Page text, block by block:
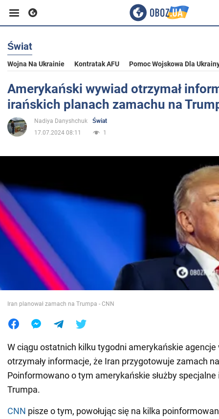
Biznes
Sport
Rozrywka
Społeczeństwo
Wojna na Ukrainie
Jedzenie
Świat
Wojna Na Ukrainie Kontratak AFU Pomoc Wojskowa Dla
Amerykański wywiad otrzymał
irańskich planach zamachu na
Nadiya Danyshchuk
Świat
17.07.2024 08:11
1
Iran planował zamach na Trumpa - CNN
W ciągu ostatnich kilku tygodni amerykańskie
otrzymały informacje, że Iran przygotowuje zamach
Poinformowano o tym amerykańskie służby specjalne
Trumpa.
CNN pisze o tym, powołując się na kilka